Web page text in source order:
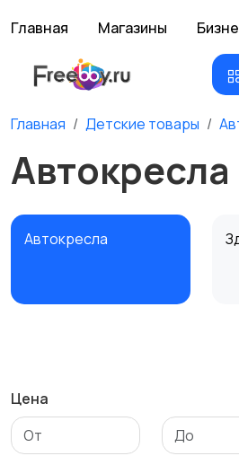
Главная Магазины
Главная Детские товары
Автокресла
Детская одежда
Цена